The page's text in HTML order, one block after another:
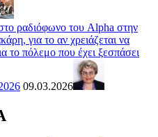
ραδιόφωνο του Alpha στην
για το αν χρειάζεται να
το πόλεμο που έχει ξεσπάσει
09.03.2026